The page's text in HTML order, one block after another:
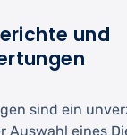
und
sind ein
Auswahl eines